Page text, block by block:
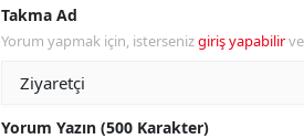
Takma Ad
Yorum yapmak için, istersenizgiriş yapabilir
Yorum Yazın (500 Karakter)